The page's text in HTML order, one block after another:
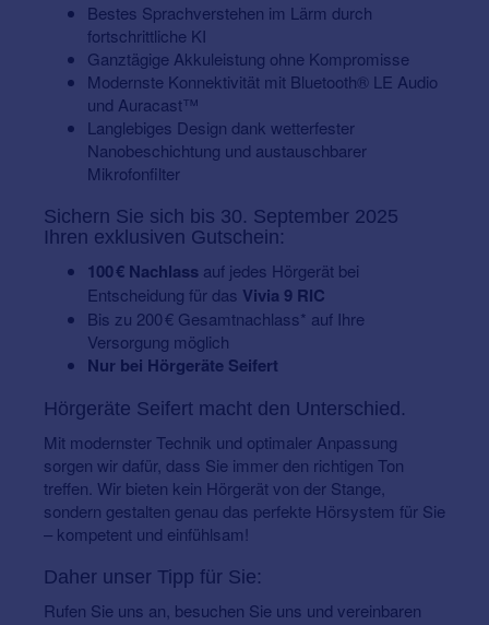
Bestes Sprachverstehen im Lärm durch
fortschrittliche KI
Ganztägige Akkuleistung ohne Kompromisse
Modernste Konnektivität mit Bluetooth® LE Audio
und Auracast™
Langlebiges Design dank wetterfester
Nanobeschichtung und austauschbarer
Mikrofonfilter
Sichern Sie sich bis 30. September 2025
Ihren exklusiven Gutschein:
100 € Nachlass auf jedes Hörgerät bei
Entscheidung für das Vivia 9 RIC
Bis zu 200 € Gesamtnachlass* auf Ihre
Versorgung möglich
Nur bei Hörgeräte Seifert
Hörgeräte Seifert macht den Unterschied.
Mit modernster Technik und optimaler Anpassung
sorgen wir dafür, dass Sie immer den richtigen Ton
treffen. Wir bieten kein Hörgerät von der Stange,
sondern gestalten genau das perfekte Hörsystem für Sie
– kompetent und einfühlsam!
Daher unser Tipp für Sie:
Rufen Sie uns an, besuchen Sie uns und vereinbaren